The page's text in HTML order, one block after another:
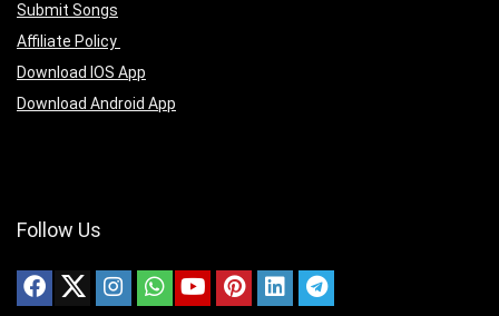
Submit Songs
Affiliate Policy
Download IOS App
Download Android App
Follow Us